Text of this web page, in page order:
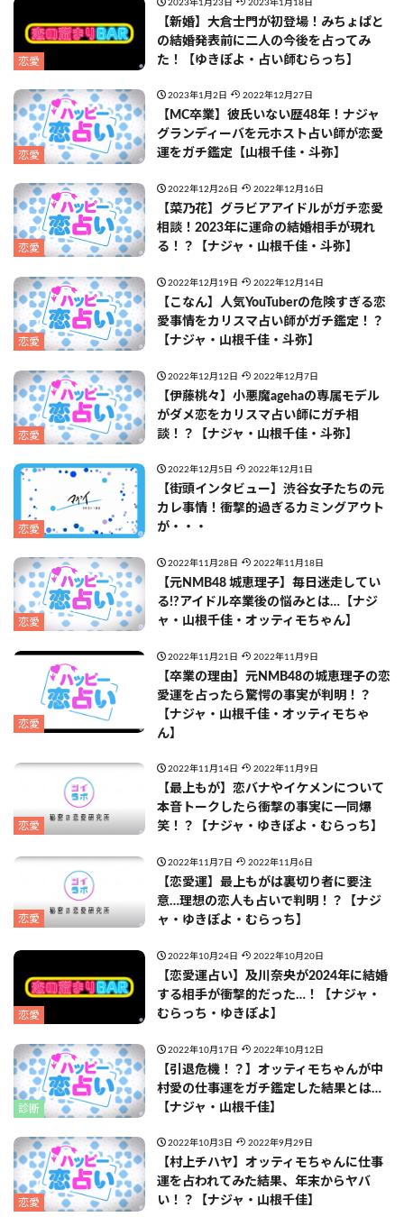
恋愛
2023年1月23日 2023年1月18日
【新婚】大倉士門が初登場！みちょぱと
の結婚発表前に二人の今後を占ってみ
た！【ゆきぽよ・占い師むらっち】
恋愛
2023年1月2日 2022年12月27日
【MC卒業】彼氏いない歴48年！ナジャ
グランディーバを元ホスト占い師が恋愛
運をガチ鑑定【山根千佳・斗弥】
恋愛
2022年12月26日 2022年12月16日
【菜乃花】グラビアアイドルがガチ恋愛
相談！2023年に運命の結婚相手が現れ
る！？【ナジャ・山根千佳・斗弥】
恋愛
2022年12月19日 2022年12月14日
【こなん】人気YouTuberの危険すぎる恋
愛事情をカリスマ占い師がガチ鑑定！？
【ナジャ・山根千佳・斗弥】
恋愛
2022年12月12日 2022年12月7日
【伊藤桃々】小悪魔agehaの専属モデル
がダメ恋をカリスマ占い師にガチ相
談！？【ナジャ・山根千佳・斗弥】
恋愛
2022年12月5日 2022年12月1日
【街頭インタビュー】渋谷女子たちの元
カレ事情！衝撃的過ぎるカミングアウト
が・・・
恋愛
2022年11月28日 2022年11月18日
【元NMB48 城恵理子】毎日迷走してい
る!?アイドル卒業後の悩みとは…【ナジ
ャ・山根千佳・オッティモちゃん】
恋愛
2022年11月21日 2022年11月9日
【卒業の理由】元NMB48の城恵理子の恋
愛運を占ったら驚愕の事実が判明！？
【ナジャ・山根千佳・オッティモちゃ
ん】
恋愛
2022年11月14日 2022年11月9日
【最上もが】恋バナやイケメンについて
本音トークしたら衝撃の事実に一同爆
笑！？【ナジャ・ゆきぽよ・むらっち】
恋愛
2022年11月7日 2022年11月6日
【恋愛運】最上もがは裏切り者に要注
意…理想の恋人も占いで判明！？【ナジ
ャ・ゆきぽよ・むらっち】
恋愛
2022年10月24日 2022年10月20日
【恋愛運占い】及川奈央が2024年に結婚
する相手が衝撃的だった…！【ナジャ・
むらっち・ゆきぽよ】
診断
2022年10月17日 2022年10月12日
【引退危機！？】オッティモちゃんが中
村愛の仕事運をガチ鑑定した結果とは…
【ナジャ・山根千佳】
恋愛
2022年10月3日 2022年9月29日
【村上チハヤ】オッティモちゃんに仕事
運を占われてみた結果、年末からヤバ
い！？【ナジャ・山根千佳】